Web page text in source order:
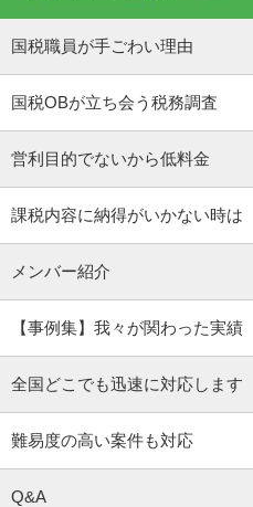
国税職員が手ごわい理由
国税OBが立ち会う税務調査
営利目的でないから低料金
課税内容に納得がいかない時は
メンバー紹介
【事例集】我々が関わった実績
全国どこでも迅速に対応します
難易度の高い案件も対応
Q&A